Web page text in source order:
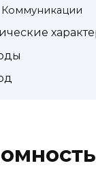
Коммуникации